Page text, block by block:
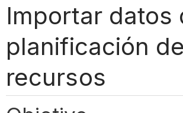
Importar datos
planificación de
recursos